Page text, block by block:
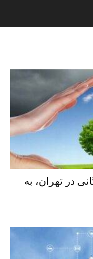
در تهران، به